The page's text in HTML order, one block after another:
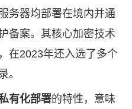
务器均部署在境内并通
备案。其核心加密技术
在2023年还入选了多个
。
有化部署的特性，意味